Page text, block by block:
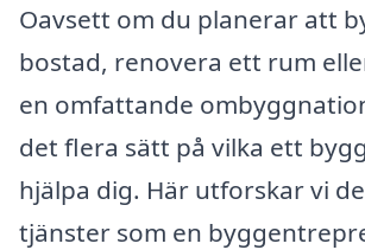
Oavsett om du planerar att
bostad, renovera ett rum
en omfattande
det flera sätt på vilka ett
hjälpa dig. Här utforskar vi
tjänster som en